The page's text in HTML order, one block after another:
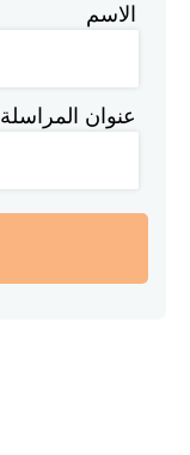
الاسم
عنوان المراسلة